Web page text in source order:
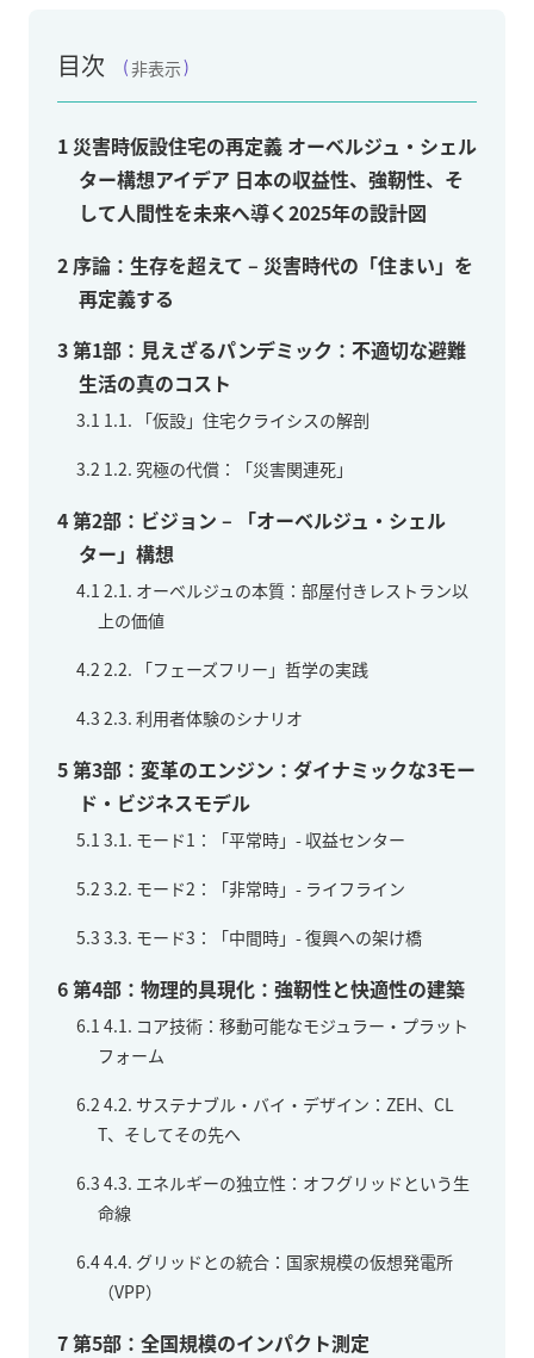
目次 非表示
1 災害時仮設住宅の再定義 オーベルジュ・シェル
ター構想アイデア 日本の収益性、強靭性、そ
して人間性を未来へ導く2025年の設計図
2 序論：生存を超えて – 災害時代の「住まい」を
再定義する
3第1部：見えざるパンデミック：不適切な避難
生活の真のコスト
3.1 1.1. 「仮設」住宅クライシスの解剖
3.2 1.2. 究極の代償：「災害関連死」
4第2部：ビジョン – 「オーベルジュ・シェル
ター」構想
4.1 2.1. オーベルジュの本質：部屋付きレストラン以
上の価値
4.2 2.2. 「フェーズフリー」哲学の実践
4.3 2.3. 利用者体験のシナリオ
5第3部：変革のエンジン：ダイナミックな3モー
ド・ビジネスモデル
5.1 3.1. モード1：「平常時」- 収益センター
5.2 3.2. モード2：「非常時」- ライフライン
5.3 3.3. モード3：「中間時」- 復興への架け橋
6第4部：物理的具現化：強靭性と快適性の建築
6.1 4.1. コア技術：移動可能なモジュラー・プラット
フォーム
6.2 4.2. サステナブル・バイ・デザイン：ZEH、CL
T、そしてその先へ
6.3 4.3. エネルギーの独立性：オフグリッドという生
命線
6.44.4. グリッドとの統合：国家規模の仮想発電所
（VPP）
7第5部：全国規模のインパクト測定